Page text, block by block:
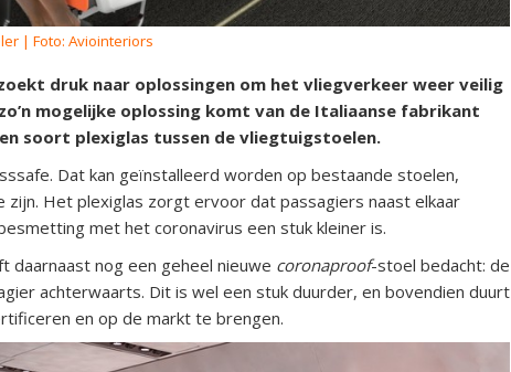
| Foto: Aviointeriors
druk naar oplossingen om het vliegverkeer weer veilig
mogelijke oplossing komt van de Italiaanse fabrikant
soort plexiglas tussen de vliegtuigstoelen.
Dat kan geïnstalleerd worden op bestaande stoelen,
Het plexiglas zorgt ervoor dat passagiers naast elkaar
met het coronavirus een stuk kleiner is.
daarnaast nog een geheel nieuwe coronaproof-stoel bedacht: de
achterwaarts. Dit is wel een stuk duurder, en bovendien duurt
en op de markt te brengen.